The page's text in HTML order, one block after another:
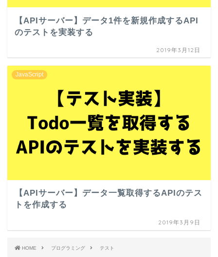
【APIサーバー】データ1件を新規作成するAPI
のテストを実装する
2019年3月12日
JavaScript
【APIサーバー】データ一覧取得するAPIのテス
トを作成する
2019年3月9日
HOME プログラミング テスト